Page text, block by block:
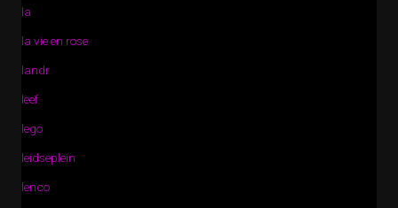
la
la vie en rose
landr
leef
lego
leidseplein
lenco